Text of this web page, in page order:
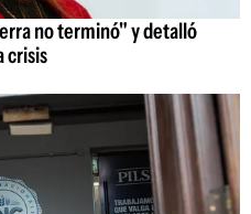
no terminó" y detalló
crisis